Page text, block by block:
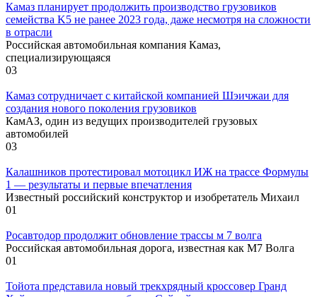
Камаз планирует продолжить производство грузовиков
семейства K5 не ранее 2023 года, даже несмотря на сложности
в отрасли
Российская автомобильная компания Камаз,
специализирующаяся
03
Камаз сотрудничает с китайской компанией Шэичжаи для
создания нового поколения грузовиков
КамАЗ, один из ведущих производителей грузовых
автомобилей
03
Калашников протестировал мотоцикл ИЖ на трассе Формулы
1 — результаты и первые впечатления
Известный российский конструктор и изобретатель Михаил
01
Росавтодор продолжит обновление трассы м 7 волга
Российская автомобильная дорога, известная как М7 Волга
01
Тойота представила новый трекхрядный кроссовер Гранд